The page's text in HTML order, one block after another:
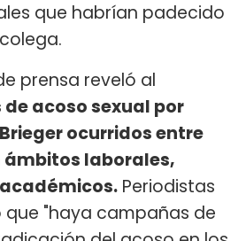
que habrían padecido
prensa reveló al
de acoso sexual por
ocurridos entre
ámbitos laborales,
Periodistas
que "haya campañas de